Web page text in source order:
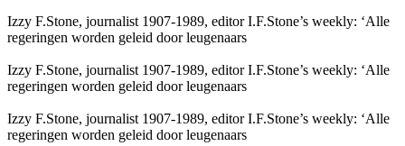
Izzy F.Stone, journalist 1907-1989, editor I.F.Stone’s weekly: ‘Alle
regeringen worden geleid door leugenaars
Izzy F.Stone, journalist 1907-1989, editor I.F.Stone’s weekly: ‘Alle
regeringen worden geleid door leugenaars
Izzy F.Stone, journalist 1907-1989, editor I.F.Stone’s weekly: ‘Alle
regeringen worden geleid door leugenaars